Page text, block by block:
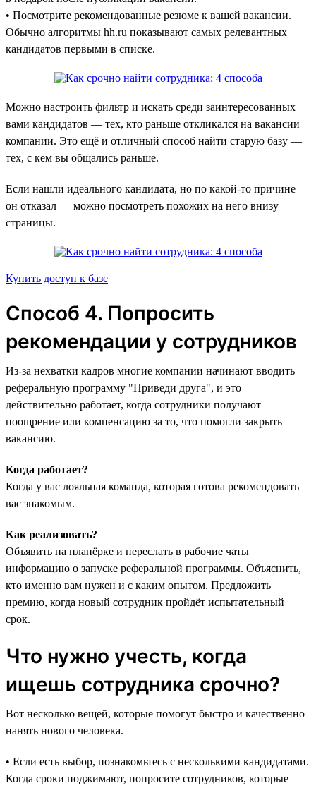
• Посмотрите рекомендованные резюме к вашей вакансии.
Обычно алгоритмы hh.ru показывают самых релевантных
кандидатов первыми в списке.
Можно настроить фильтр и искать среди заинтересованных
вами кандидатов — тех, кто раньше откликался на вакансии
компании. Это ещё и отличный способ найти старую базу —
тех, с кем вы общались раньше.
Если нашли идеального кандидата, но по какой-то причине
он отказал — можно посмотреть похожих на него внизу
страницы.
Купить доступ к базе
Способ 4. Попросить
рекомендации у сотрудников
Из-за нехватки кадров многие компании начинают вводить
реферальную программу "‎Приведи друга",‎ и это
действительно работает, когда сотрудники получают
поощрение или компенсацию за то, что помогли закрыть
вакансию.
Когда работает?
Когда у вас лояльная команда, которая готова рекомендовать
вас знакомым.
Как реализовать?
Объявить на планёрке и переслать в рабочие чаты
информацию о запуске реферальной программы. Объяснить,
кто именно вам нужен и с каким опытом. Предложить
премию, когда новый сотрудник пройдёт испытательный
срок.
Что нужно учесть, когда
ищешь сотрудника срочно?
Вот несколько вещей, которые помогут быстро и качественно
нанять нового человека.
• Если есть выбор, познакомьтесь с несколькими кандидатами.
Когда сроки поджимают, попросите сотрудников, которые